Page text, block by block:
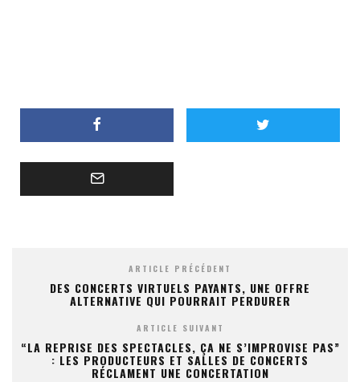
ARTICLE PRÉCÉDENT
DES CONCERTS VIRTUELS PAYANTS, UNE OFFRE
ALTERNATIVE QUI POURRAIT PERDURER
ARTICLE SUIVANT
“LA REPRISE DES SPECTACLES, ÇA NE S’IMPROVISE PAS”
: LES PRODUCTEURS ET SALLES DE CONCERTS
RÉCLAMENT UNE CONCERTATION